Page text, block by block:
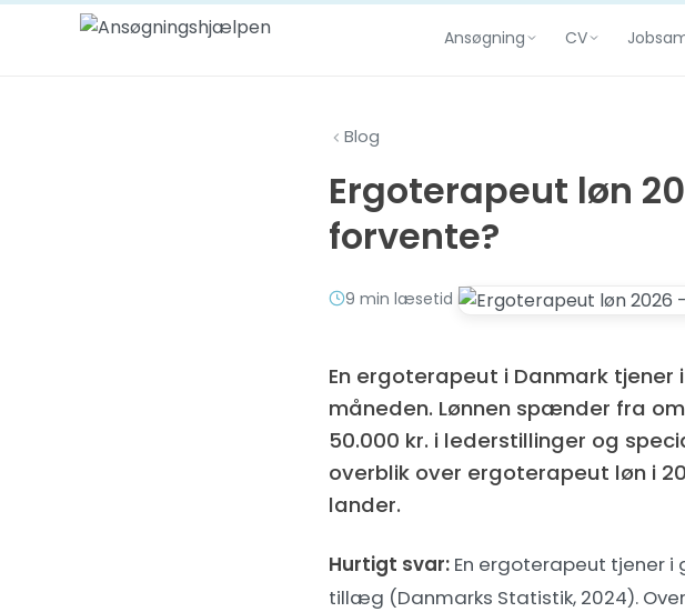
Spring til indhold
Ansøgning CV
Blog
Ergoterapeut løn
forvente?
9 min læsetid
En ergoterapeut i Danmark tjener
måneden. Lønnen spænder fra
50.000 kr. i lederstillinger og
overblik over ergoterapeut løn i
lander.
Hurtigt svar: En ergoterapeut tjener i
tillæg (Danmarks Statistik, 2024).